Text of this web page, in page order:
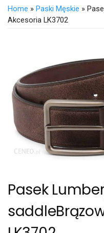
Home » Paski Męskie »
Akcesoria LK3702
Pasek